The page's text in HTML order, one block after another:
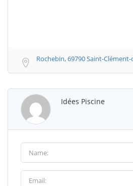
Rochebin, 69790 Saint-Clément-
Idées Piscine